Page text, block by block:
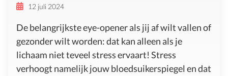
12 juli 2024
De belangrijkste eye-opener als jij af wilt vallen of
gezonder wilt worden: dat kan alleen als je
lichaam niet teveel stress ervaart! Stress
verhoogt namelijk jouw bloedsuikerspiegel en dat